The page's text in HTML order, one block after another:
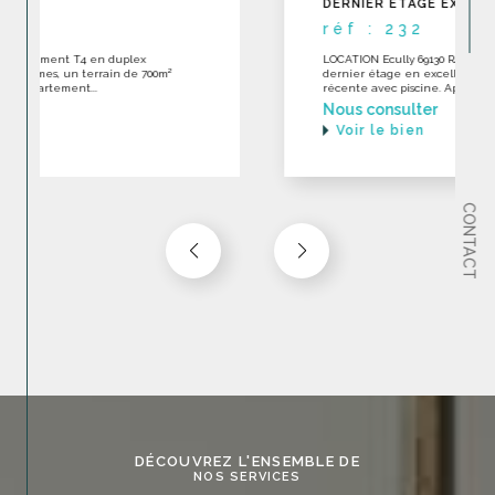
CONTACT
LOCATION Ecully 69130 RARE Appartement toit-terrase en
dernier étage en excellent état dans une construction
récente avec piscine. Appartement...
DÉCOUVREZ L'ENSEMBLE DE
NOS SERVICES